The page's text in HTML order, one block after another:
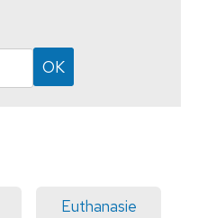
Euthanasie